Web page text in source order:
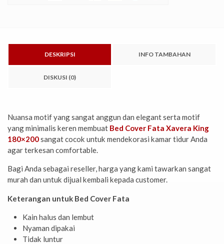
DESKRIPSI INFO TAMBAHAN
DISKUSI (0)
Nuansa motif yang sangat anggun dan elegant serta motif
yang minimalis keren membuat Bed Cover Fata Xavera King
180×200sangat cocok untuk mendekorasi kamar tidur Anda
agar terkesan comfortable.
Bagi Anda sebagai reseller, harga yang kami tawarkan sangat
murah dan untuk dijual kembali kepada customer.
Keterangan untuk Bed Cover Fata
Kain halus dan lembut
Nyaman dipakai
Tidak luntur